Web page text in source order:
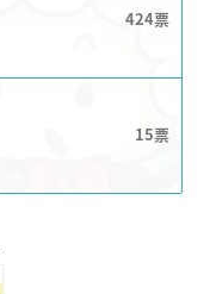
424
15